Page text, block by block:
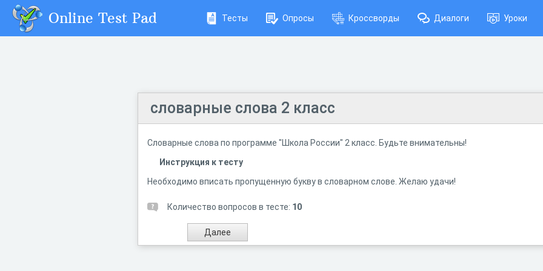
Online Test Pad Тесты Опросы Кроссворды Диалоги Уроки
словарные слова 2 класс
Словарные слова по программе "Школа России" 2 класс. Будьте внимательны!
Инструкция к тесту
Необходимо вписать пропущенную букву в словарном слове. Желаю удачи!
Количество вопросов в тесте: 10